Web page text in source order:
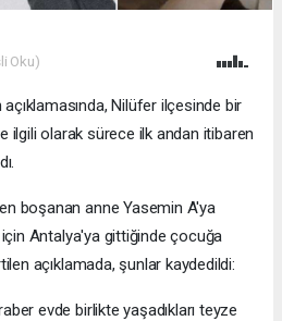
Oku)
açıklamasında, Nilüfer ilçesinde bir
ilgili olarak sürece ilk andan itibaren
boşanan anne Yasemin A'ya
Antalya'ya gittiğinde çocuğa
açıklamada, şunlar kaydedildi:
evde birlikte yaşadıkları teyze